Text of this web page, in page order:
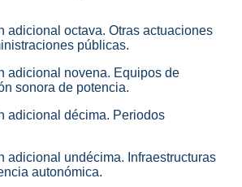
adicional octava. Otras actuaciones
públicas.
adicional novena. Equipos de
sonora de potencia.
adicional décima. Periodos
adicional undécima. Infraestructuras
autonómica.